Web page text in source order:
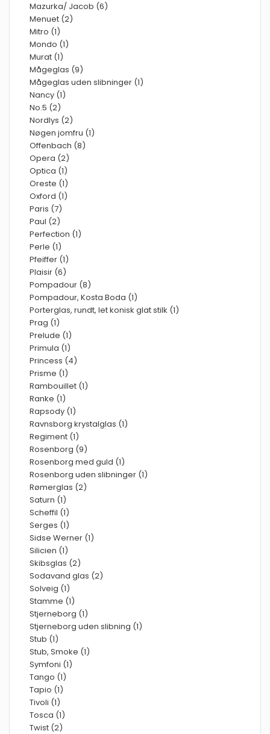
Mazurka/ Jacob (6)
Menuet (2)
Mitro (1)
Mondo (1)
Murat (1)
Mågeglas (9)
Mågeglas uden slibninger (1)
Nancy (1)
No.5 (2)
Nordlys (2)
Nøgen jomfru (1)
Offenbach (8)
Opera (2)
Optica (1)
Oreste (1)
Oxford (1)
Paris (7)
Paul (2)
Perfection (1)
Perle (1)
Pfeiffer (1)
Plaisir (6)
Pompadour (8)
Pompadour, Kosta Boda (1)
Porterglas, rundt, let konisk glat stilk (1)
Prag (1)
Prelude (1)
Primula (1)
Princess (4)
Prisme (1)
Rambouillet (1)
Ranke (1)
Rapsody (1)
Ravnsborg krystalglas (1)
Regiment (1)
Rosenborg (9)
Rosenborg med guld (1)
Rosenborg uden slibninger (1)
Rømerglas (2)
Saturn (1)
Scheffil (1)
Serges (1)
Sidse Werner (1)
Silicien (1)
Skibsglas (2)
Sodavand glas (2)
Solveig (1)
Stamme (1)
Stjerneborg (1)
Stjerneborg uden slibning (1)
Stub (1)
Stub, Smoke (1)
Symfoni (1)
Tango (1)
Tapio (1)
Tivoli (1)
Tosca (1)
Twist (2)